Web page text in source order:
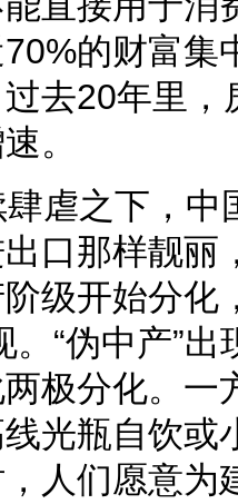
的财富集
去20年里
。
虐之下，中
口那样靓丽
级开始分化
。“伪中产”
极分化。一
光瓶自饮或
人们愿意为